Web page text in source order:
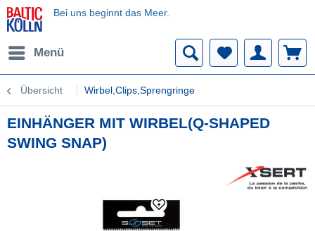
Bei uns beginnt das Meer.
Menü
Übersicht Wirbel,Clips,Sprengringe
EINHÄNGER MIT WIRBEL(Q-SHAPED
SWING SNAP)